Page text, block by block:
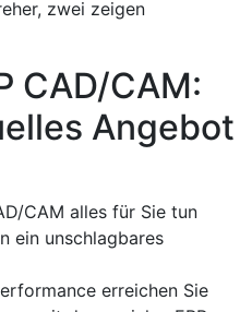
CAD/CAM:
Angebot
CAM alles für Sie tun
ein unschlagbares
erreichen Sie